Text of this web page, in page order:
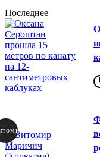
Последнее